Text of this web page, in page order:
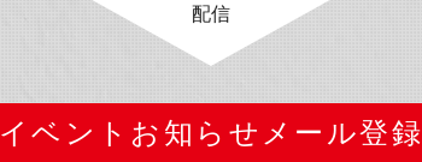
配信
イベントお知らせメール登録